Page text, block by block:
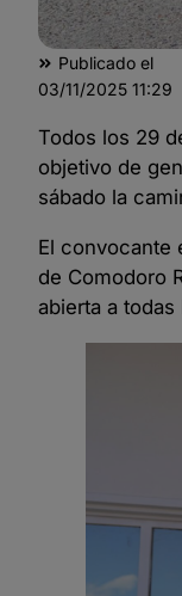
Publicado el
03/11/2025 11:29
Todos los 29
objetivo de
sábado la
El convocante
de Comodoro
abierta a todas